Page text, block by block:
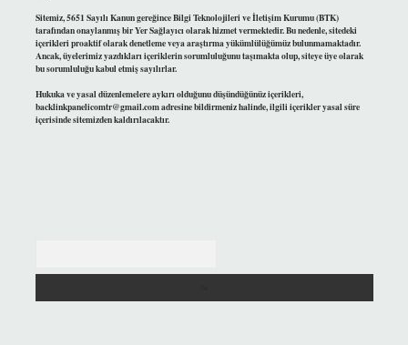
Sitemiz, 5651 Sayılı Kanun gereğince Bilgi Teknolojileri ve İletişim Kurumu (BTK)
tarafından onaylanmış bir Yer Sağlayıcı olarak hizmet vermektedir. Bu nedenle, sitedeki
içerikleri proaktif olarak denetleme veya araştırma yükümlülüğümüz bulunmamaktadır.
Ancak, üyelerimiz yazdıkları içeriklerin sorumluluğunu taşımakta olup, siteye üye olarak
bu sorumluluğu kabul etmiş sayılırlar.
Hukuka ve yasal düzenlemelere aykırı olduğunu düşündüğünüz içerikleri,
backlinkpanelicomtr@gmail.comadresine bildirmeniz halinde, ilgili içerikler yasal süre
içerisinde sitemizden kaldırılacaktır.